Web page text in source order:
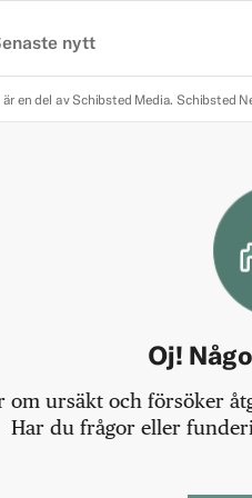
nytt
är en del av Schibsted Media. Schibsted
Oj!
om ursäkt och försöker
Har du frågor eller